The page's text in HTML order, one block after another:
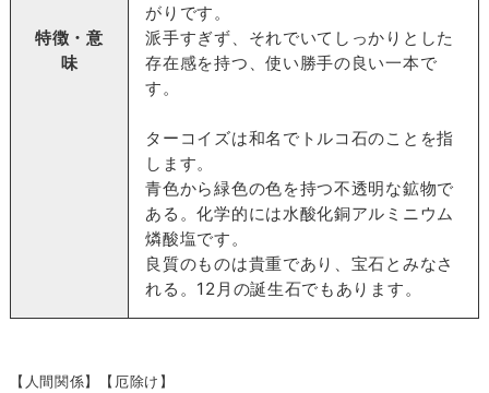
特徴・意
味
がりです。
派手すぎず、それでいてしっかりとした
存在感を持つ、使い勝手の良い一本で
す。
ターコイズは和名でトルコ石のことを指
します。
青色から緑色の色を持つ不透明な鉱物で
ある。化学的には水酸化銅アルミニウム
燐酸塩です。
良質のものは貴重であり、宝石とみなさ
れる。12月の誕生石でもあります。
【人間関係】【厄除け】